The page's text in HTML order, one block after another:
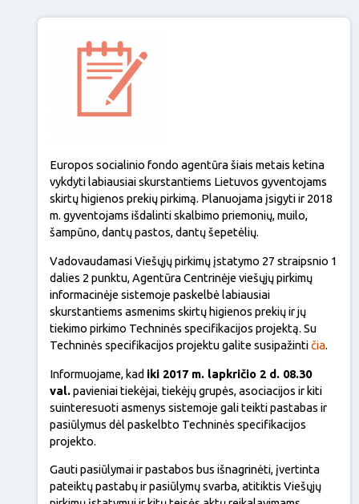
Europos socialinio fondo agentūra šiais metais ketina
vykdyti labiausiai skurstantiems Lietuvos gyventojams
skirtų higienos prekių pirkimą. Planuojama įsigyti ir 2018
m. gyventojams išdalinti skalbimo priemonių, muilo,
šampūno, dantų pastos, dantų šepetėlių.
Vadovaudamasi Viešųjų pirkimų įstatymo 27 straipsnio 1
dalies 2 punktu, Agentūra Centrinėje viešųjų pirkimų
informacinėje sistemoje paskelbė labiausiai
skurstantiems asmenims skirtų higienos prekių ir jų
tiekimo pirkimo Techninės specifikacijos projektą. Su
Techninės specifikacijos projektu galite susipažintičia.
Informuojame, kad iki 2017 m. lapkričio 2 d. 08.30
val.pavieniai tiekėjai, tiekėjų grupės, asociacijos ir kiti
suinteresuoti asmenys sistemoje gali teikti pastabas ir
pasiūlymus dėl paskelbto Techninės specifikacijos
projekto.
Gauti pasiūlymai ir pastabos bus išnagrinėti, įvertinta
pateiktų pastabų ir pasiūlymų svarba, atitiktis Viešųjų